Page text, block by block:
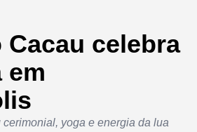
Cacau celebra
em
yoga e energia da lua